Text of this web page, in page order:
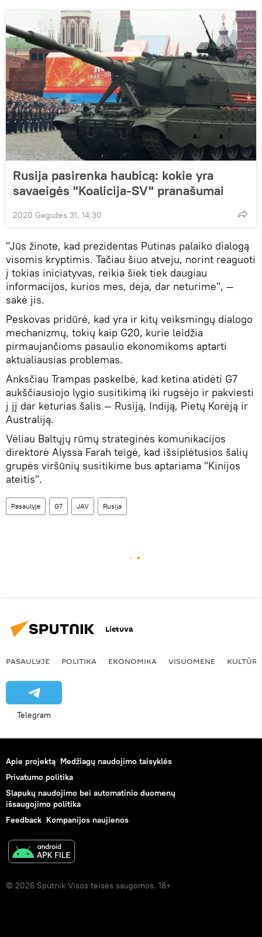
Rusija pasirenka haubicą: kokie yra
savaeigės "Koalicija-SV" pranašumai
2020 Gegužės 31, 14:30
"Jūs žinote, kad prezidentas Putinas palaiko dialogą
visomis kryptimis. Tačiau šiuo atveju, norint reaguoti
į tokias iniciatyvas, reikia šiek tiek daugiau
informacijos, kurios mes, deja, dar neturime", —
sakė jis.
Peskovas pridūrė, kad yra ir kitų veiksmingų dialogo
mechanizmų, tokių kaip G20, kurie leidžia
pirmaujančioms pasaulio ekonomikoms aptarti
aktualiausias problemas.
Anksčiau Trampas paskelbė, kad ketina atidėti G7
aukščiausiojo lygio susitikimą iki rugsėjo ir pakviesti
į jį dar keturias šalis — Rusiją, Indiją, Pietų Korėją ir
Australiją.
Vėliau Baltųjų rūmų strateginės komunikacijos
direktorė Alyssa Farah teigė, kad išsiplėtusios šalių
grupės viršūnių susitikime bus aptariama "Kinijos
ateitis".
Pasaulyje G7 JAV Rusija
Lietuva
PASAULYJE POLITIKA EKONOMIKA VISUOMENĖ KULTŪRA
Telegram
Apie projektą Medžiagų naudojimo taisyklės
Privatumo politika
Slapukų naudojimo bei automatinio duomenų
išsaugojimo politika
Feedback Kompanijos naujienos
© 2026 Sputnik Visos teisės saugomos. 18+